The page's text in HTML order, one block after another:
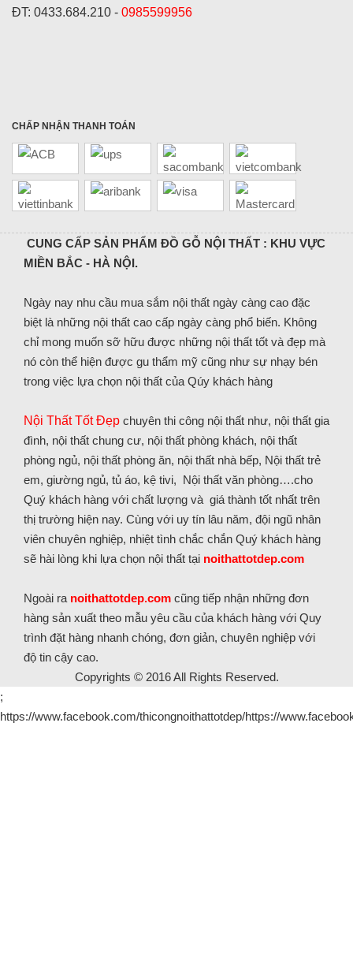
ĐT: 0433.684.210 - 0985599956
CHẤP NHẬN THANH TOÁN
CUNG CẤP SẢN PHẨM ĐỒ GỖ NỘI THẤT : KHU VỰC
MIỀN BẮC - HÀ NỘI.
Ngày nay nhu cầu mua sắm nội thất ngày càng cao đặc
biệt là những nội thất cao cấp ngày càng phổ biến. Không
chỉ mong muốn sỡ hữu được những nội thất tốt và đẹp mà
nó còn thể hiện được gu thẩm mỹ cũng như sự nhạy bén
trong việc lựa chọn nội thất của Qúy khách hàng
Nội Thất Tốt Đẹp chuyên thi công nội thất như, nội thất gia
đình, nội thất chung cư, nội thất phòng khách, nội thất
phòng ngủ, nội thất phòng ăn, nội thất nhà bếp, Nội thất trẻ
em, giường ngủ, tủ áo, kệ tivi, Nội thất văn phòng….cho
Quý khách hàng với chất lượng và giá thành tốt nhất trên
thị trường hiện nay. Cùng với uy tín lâu năm, đội ngũ nhân
viên chuyên nghiệp, nhiệt tình chắc chắn Quý khách hàng
sẽ hài lòng khi lựa chọn nội thất tại noithattotdep.com
Ngoài ra noithattotdep.com cũng tiếp nhận những đơn
hàng sản xuất theo mẫu yêu cầu của khách hàng với Quy
trình đặt hàng nhanh chóng, đơn giản, chuyên nghiệp với
độ tin cậy cao.
Copyrights © 2016 All Rights Reserved.
;
https://www.facebook.com/thicongnoithattotdep/https://